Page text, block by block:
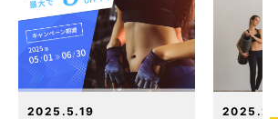
2025.5.19 2025.2.8